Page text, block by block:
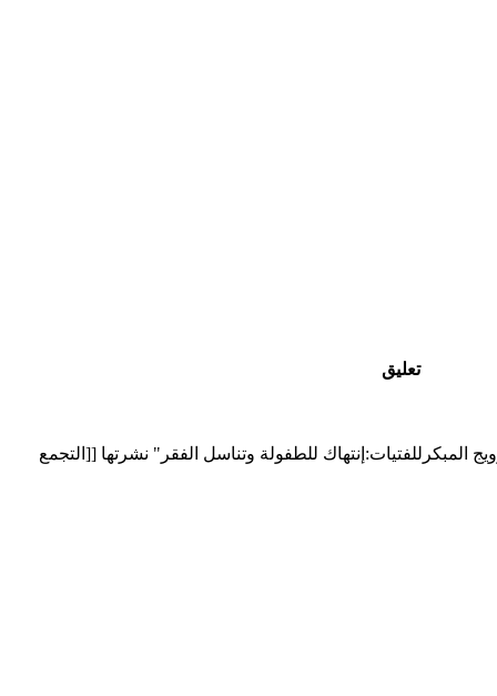
تعليق
المبكرللفتيات:إنتهاك للطفولة وتناسل الفقر" نشرتها [[التجمع